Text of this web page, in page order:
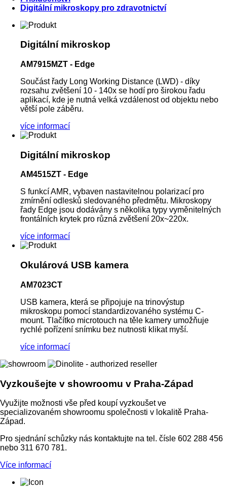
Digitální mikroskopy pro zdravotnictví
Digitální mikroskop
AM7915MZT - Edge
Součást řady Long Working Distance (LWD) - díky
rozsahu zvětšení 10 - 140x se hodí pro širokou řadu
aplikací, kde je nutná velká vzdálenost od objektu nebo
větší pole záběru.
více informací
Digitální mikroskop
AM4515ZT - Edge
S funkcí AMR, vybaven nastavitelnou polarizací pro
zmírnění odlesků sledovaného předmětu. Mikroskopy
řady Edge jsou dodávány s několika typy vyměnitelných
frontálních krytek pro různá zvětšení 20x~220x.
více informací
Okulárová USB kamera
AM7023CT
USB kamera, která se připojuje na trinovýstup
mikroskopu pomocí standardizovaného systému C-
mount. Tlačítko microtouch na těle kamery umožňuje
rychlé pořízení snímku bez nutnosti klikat myší.
více informací
Vyzkoušejte v showroomu v Praha-Západ
Využijte možnosti vše před koupí vyzkoušet ve
specializovaném showroomu společnosti v lokalitě Praha-
Západ.
Pro sjednání schůzky nás kontaktujte na tel. čísle 602 288 456
nebo 311 670 781.
Více informací